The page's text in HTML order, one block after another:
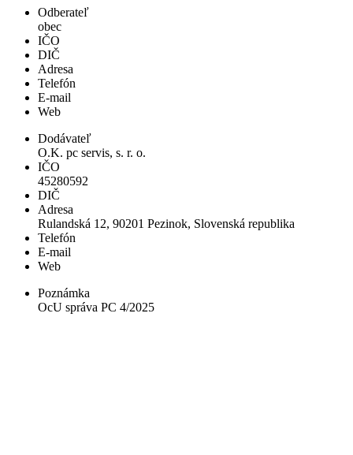
Odberateľ
obec
IČO
DIČ
Adresa
Telefón
E-mail
Web
Dodávateľ
O.K. pc servis, s. r. o.
IČO
45280592
DIČ
Adresa
Rulandská 12, 90201 Pezinok, Slovenská republika
Telefón
E-mail
Web
Poznámka
OcU správa PC 4/2025